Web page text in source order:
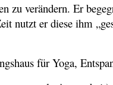
zu verändern. Er
nutzt er diese ihm
für Yoga,